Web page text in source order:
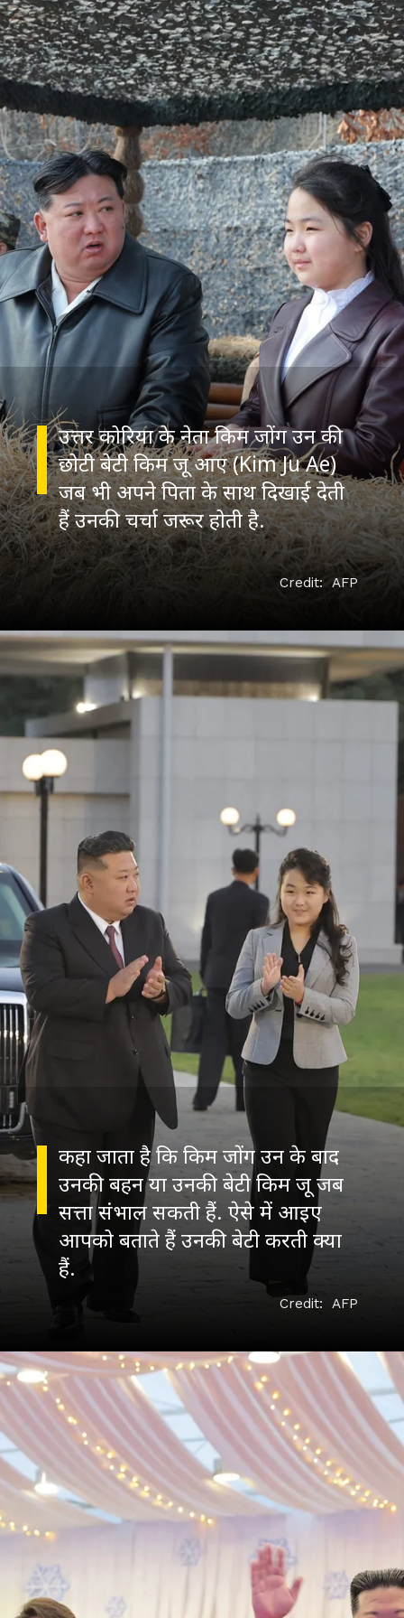
उत्तर कोरिया के नेता किम जोंग उन की
छोटी बेटी किम जू आए (Kim Ju Ae)
जब भी अपने पिता के साथ दिखाई देती
हैं उनकी चर्चा जरूर होती है.
Credit: AFP
कहा जाता है कि किम जोंग उन के बाद
उनकी बहन या उनकी बेटी किम जू जब
सत्ता संभाल सकती हैं. ऐसे में आइए
आपको बताते हैं उनकी बेटी करती क्या
Credit: AFP